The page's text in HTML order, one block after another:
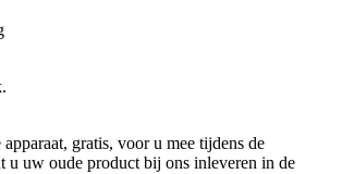
gratis, voor u mee tijdens de
u uw oude product bij ons inleveren in de